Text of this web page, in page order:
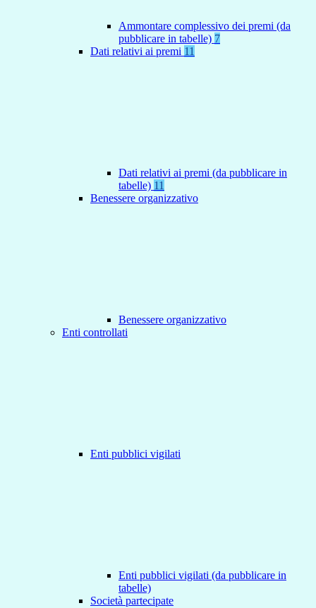
Ammontare complessivo dei premi (da
pubblicare in tabelle) 7
Dati relativi ai premi 11
Dati relativi ai premi (da pubblicare in
tabelle) 11
Benessere organizzativo
Benessere organizzativo
Enti controllati
Enti pubblici vigilati
Enti pubblici vigilati (da pubblicare in
tabelle)
Società partecipate